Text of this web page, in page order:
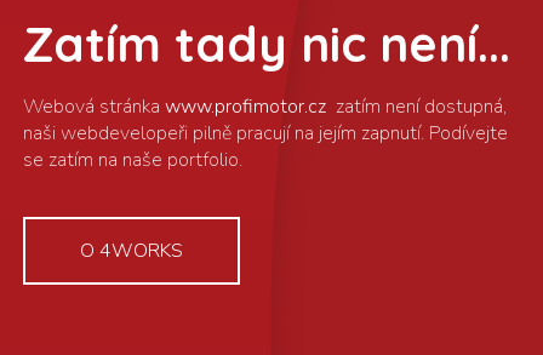
Zatím tady nic není...
www.profimotor.cz
O 4WORKS